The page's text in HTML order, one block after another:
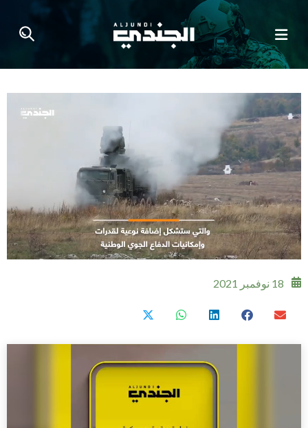
18 نوفمبر 2021